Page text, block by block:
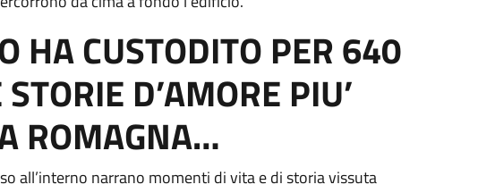
HA CUSTODITO PER 640
D’AMORE PIU’
ROMAGNA…
all’interno narrano momenti di vita e di storia vissuta